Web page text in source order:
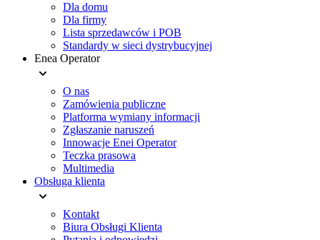
Dla domu
Dla firmy
Lista sprzedawców i POB
Standardy w sieci dystrybucyjnej
Enea Operator
O nas
Zamówienia publiczne
Platforma wymiany informacji
Zgłaszanie naruszeń
Innowacje Enei Operator
Teczka prasowa
Multimedia
Obsługa klienta
Kontakt
Biura Obsługi Klienta